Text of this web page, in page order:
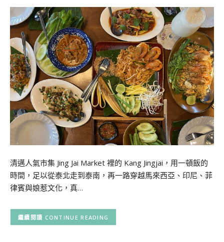
清邁人氣市集 Jing Jai Market 裡的 Kang Jingjai，用一頓飯的
時間，足以從泰北走到泰南，再一路穿越馬來西亞、印尼、菲
律賓與娘惹文化，真…
CONTINUE READING